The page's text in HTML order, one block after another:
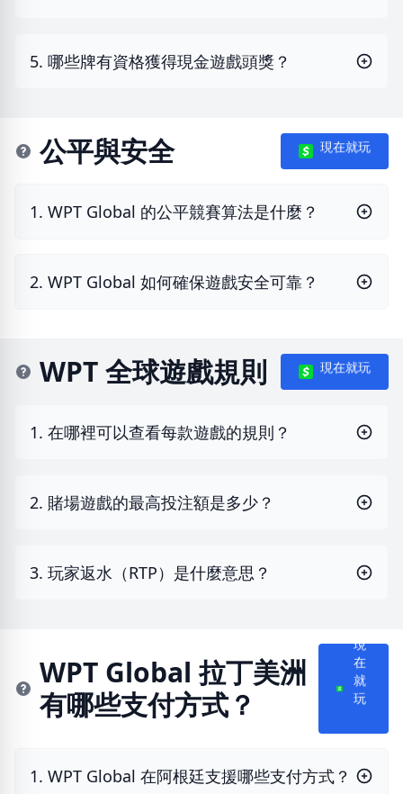
5. 哪些牌有資格獲得現金遊戲頭獎？
公平與安全 現在就玩
1. WPT Global 的公平競賽算法是什麼？
2. WPT Global 如何確保遊戲安全可靠？
WPT 全球遊戲規則 現在就玩
1. 在哪裡可以查看每款遊戲的規則？
2. 賭場遊戲的最高投注額是多少？
3. 玩家返水（RTP）是什麼意思？
WPT Global 拉丁美洲
有哪些支付方式？
現
在
就
玩
1. WPT Global 在阿根廷支援哪些支付方式？